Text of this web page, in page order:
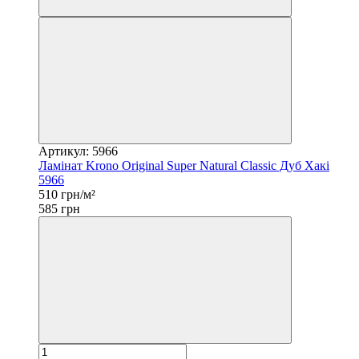
Артикул: 5966
Ламінат Krono Original Super Natural Classic Дуб Хакі
5966
510 грн/м²
585 грн